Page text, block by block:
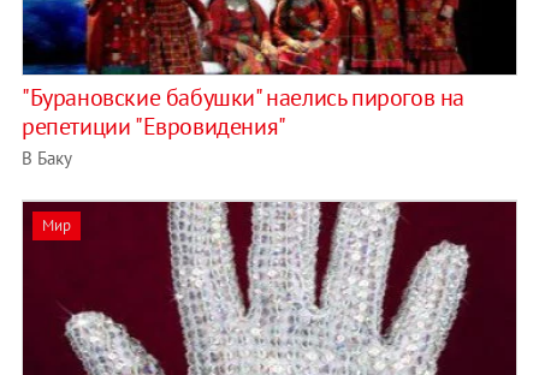
"Бурановские бабушки" наелись пирогов на
репетиции "Евровидения"
В Баку
Мир